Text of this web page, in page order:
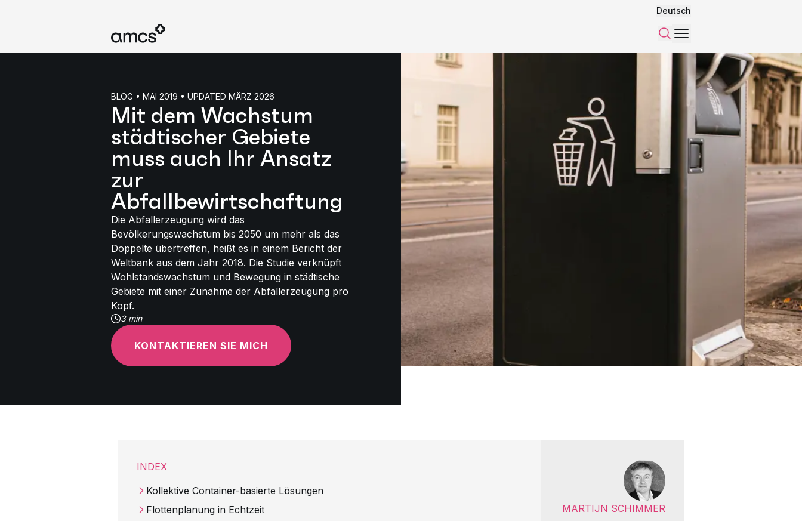
Deutsch
Suchen
Menü
BLOG • MAI 2019 • UPDATED MÄRZ 2026
Mit dem Wachstum
städtischer Gebiete
muss auch Ihr Ansatz
zur
Abfallbewirtschaftung
Die Abfallerzeugung wird das
Bevölkerungswachstum bis 2050 um mehr als das
Doppelte übertreffen, heißt es in einem Bericht der
Weltbank aus dem Jahr 2018. Die Studie verknüpft
Wohlstandswachstum und Bewegung in städtische
Gebiete mit einer Zunahme der Abfallerzeugung pro
Kopf.
3 min
KONTAKTIEREN SIE MICH
INDEX
Kollektive Container-basierte Lösungen
Flottenplanung in Echtzeit
MARTIJN SCHIMMER